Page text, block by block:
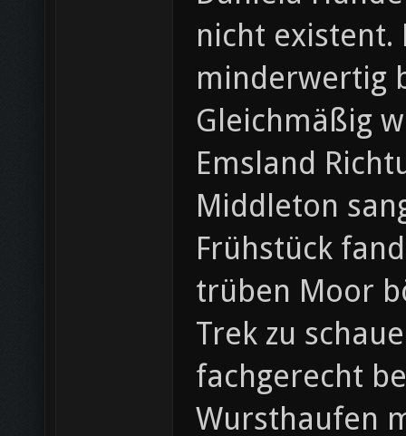
nicht existent.
minderwertig
Gleichmäßig
Emsland
Middleton
Frühstück
trüben Moor
Trek zu
fachgerecht
Wursthaufen